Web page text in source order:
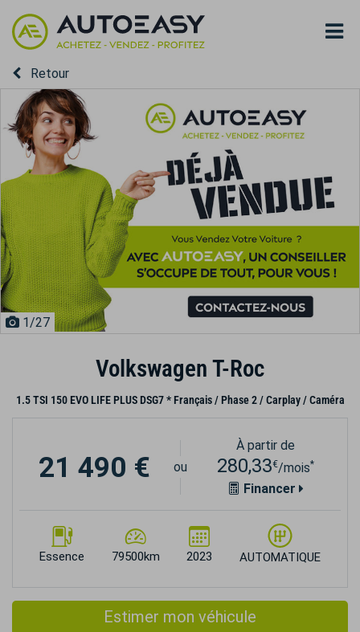
Retour
1/27
Volkswagen T-Roc
1.5 TSI 150 EVO LIFE PLUS DSG7 * Français / Phase 2 / Carplay / Caméra
Essence 79500km 2023 AUTOMATIQUE
21 490 € ou
À partir de
280,33€/mois*
Financer
Estimer mon véhicule